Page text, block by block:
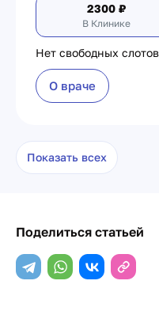
2300 ₽
В Клинике
Нет свободных
О враче
Показать всех
Поделиться статьей